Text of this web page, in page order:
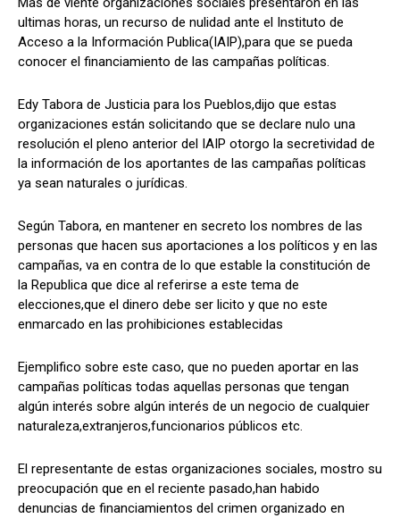
Comparta
Facebook X WhatsApp
Síganos
Comparta
Facebook X WhatsApp
Síganos
ultimas horas, un recurso de nulidad ante el Instituto de
Acceso a la Información Publica(IAIP),para que se pueda
conocer el financiamiento de las campañas políticas.
Edy Tabora de Justicia para los Pueblos,dijo que estas
organizaciones están solicitando que se declare nulo una
resolución el pleno anterior del IAIP otorgo la secretividad de
la información de los aportantes de las campañas políticas
ya sean naturales o jurídicas.
Según Tabora, en mantener en secreto los nombres de las
personas que hacen sus aportaciones a los políticos y en las
campañas, va en contra de lo que estable la constitución de
la Republica que dice al referirse a este tema de
elecciones,que el dinero debe ser licito y que no este
enmarcado en las prohibiciones establecidas
Ejemplifico sobre este caso, que no pueden aportar en las
campañas políticas todas aquellas personas que tengan
algún interés sobre algún interés de un negocio de cualquier
naturaleza,extranjeros,funcionarios públicos etc.
El representante de estas organizaciones sociales, mostro su
preocupación que en el reciente pasado,han habido
denuncias de financiamientos del crimen organizado en